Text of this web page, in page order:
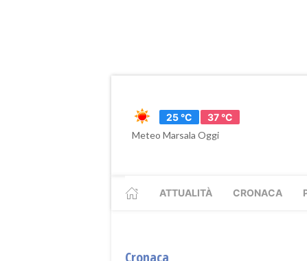
25 °C
37 °C
Meteo Marsala Oggi
ATTUALITÀ CRONACA
Cronaca